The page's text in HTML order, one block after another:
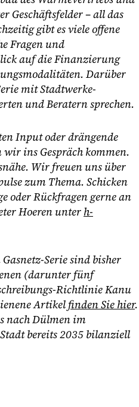
Geschäftsfelder – all das
gibt es viele offene
Fragen und
auf die Finanzierung
Darüber
mit Stadtwerke-
und Beratern sprechen.
Input oder drängende
wir ins Gespräch kommen.
Wir freuen uns über
zum Thema. Schicken
oder Rückfragen gerne an
Hoeren unter h-
Serie sind bisher
(darunter fünf
Richtlinie Kanu
Artikelfinden Sie hier.
nach Dülmen im
bereits 2035 bilanziell